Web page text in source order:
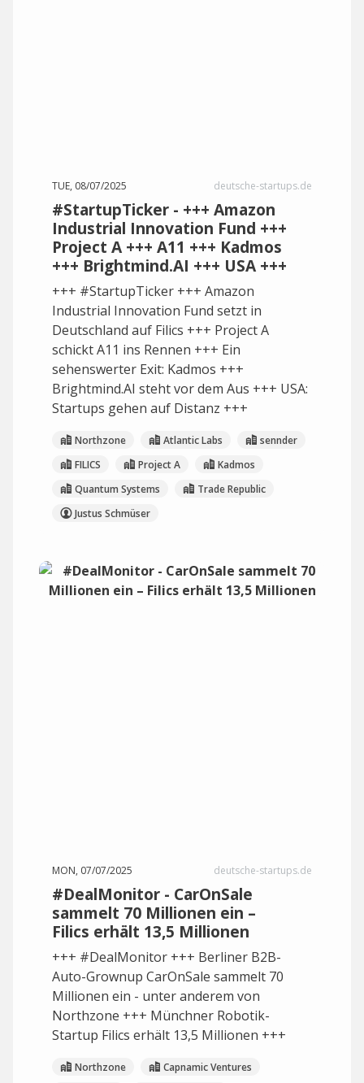
TUE, 08/07/2025 deutsche-startups.de
#StartupTicker - +++ Amazon
Industrial Innovation Fund +++
Project A +++ A11 +++ Kadmos
+++ Brightmind.AI +++ USA +++
+++ #StartupTicker +++ Amazon
Industrial Innovation Fund setzt in
Deutschland auf Filics +++ Project A
schickt A11 ins Rennen +++ Ein
sehenswerter Exit: Kadmos +++
Brightmind.AI steht vor dem Aus +++ USA:
Startups gehen auf Distanz +++
Northzone Atlantic Labs
sennder
FILICS
Project A
Kadmos
Quantum Systems
Trade Republic
Justus Schmüser
MON, 07/07/2025 deutsche-startups.de
#DealMonitor - CarOnSale
sammelt 70 Millionen ein –
Filics erhält 13,5 Millionen
+++ #DealMonitor +++ Berliner B2B-
Auto-Grownup CarOnSale sammelt 70
Millionen ein - unter anderem von
Northzone +++ Münchner Robotik-
Startup Filics erhält 13,5 Millionen +++
Northzone
Capnamic Ventures